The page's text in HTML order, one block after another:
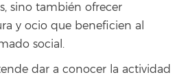
sino también ofrecer
y ocio que beneficien al
social.
dar a conocer la actividad